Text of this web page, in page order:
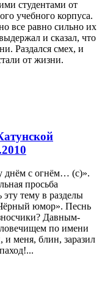
студентами от
учебного корпуса.
все равно сильно их
и сказал, что
Раздался смех, и
от жизни.
днём с огнём… (с)».
просьба
эту тему в разделы
юмор». Песнь
Давным-
по имени
меня, блин, заразил